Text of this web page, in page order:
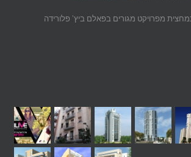
מפרויקט מגורים בפאלם ביץ' פלורידה